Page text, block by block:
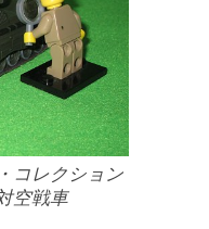
コレクション
空戦車